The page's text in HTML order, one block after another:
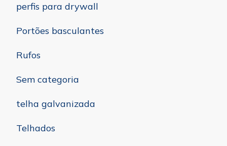
perfis para drywall
Portões basculantes
Rufos
Sem categoria
telha galvanizada
Telhados